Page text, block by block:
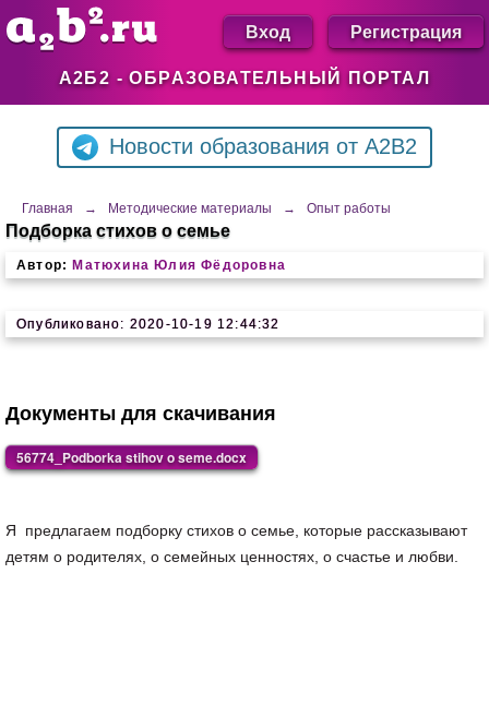
А2Б2 - ОБРАЗОВАТЕЛЬНЫЙ ПОРТАЛ
Вход Регистрация
Новости образования от A2B2
Главная → Методические материалы → Опыт работы
Подборка стихов о семье
Автор: Матюхина Юлия Фёдоровна
Опубликовано: 2020-10-19 12:44:32
Документы для скачивания
56774_Podborka stihov o seme.docx
Я предлагаем подборку стихов о семье, которые рассказывают
детям о родителях, о семейных ценностях, о счастье и любви.